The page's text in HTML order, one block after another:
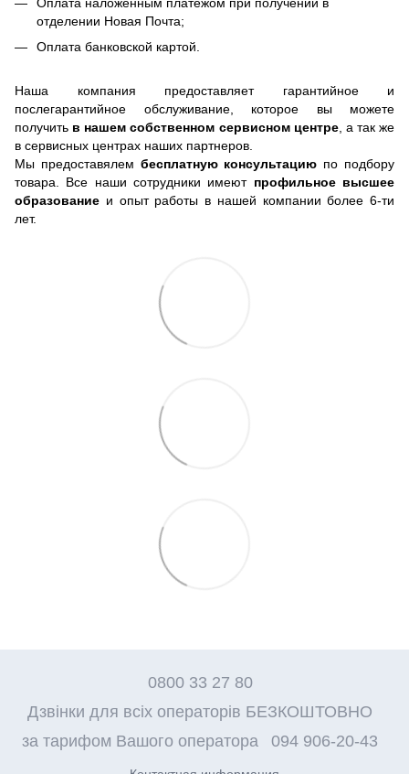
отделении Новая Почта;
Оплата банковской картой.
Наша компания предоставляет гарантийное и
послегарантийное обслуживание, которое вы можете
получить в нашем собственном сервисном центре, а так же
в сервисных центрах наших партнеров.
Мы предоставялем бесплатную консультацию по подбору
товара. Все наши сотрудники имеют профильное высшее
образование и опыт работы в нашей компании более 6-ти
лет.
0800 33 27 80
Дзвінки для всіх операторів БЕЗКОШТОВНО
за тарифом Вашого оператора
094 906-20-43